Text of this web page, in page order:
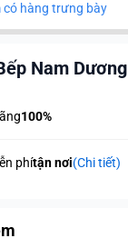
có hàng trưng bày
Nam Dương
100%
phítận nơi(Chi tiết)